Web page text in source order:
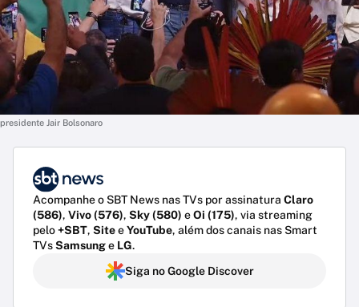
presidente Jair Bolsonaro
Acompanhe o SBT News nas TVs por assinatura Claro
(586), Vivo (576), Sky (580) eOi (175), via streaming
pelo+SBT, SiteeYouTube, além dos canais nas Smart
TVsSamsunge LG.
Siga no Google Discover